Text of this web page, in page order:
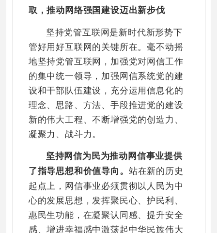
取，推动网络强国建设迈出新步伐
坚持党管互联网是新时代新形势下
管好用好互联网的关键所在。毫不动摇
地坚持党管互联网，加强党对网信工作
的集中统一领导，加强网信系统党的建
设和干部队伍建设，充分运用信息化的
理念、思路、方法、手段推进党的建设
新的伟大工程、不断增强党的创造力、
凝聚力、战斗力。
坚持网信为民为推动网信事业提供
了指导思想和价值导向。 站在新的历史
起点上，网信事业必须贯彻以人民为中
心的发展思想，发挥聚民心、护民利、
惠民生功能，在凝聚认同感、提升安全
感、增进幸福感中激荡起中华民族伟大